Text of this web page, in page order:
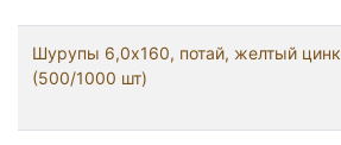
Шурупы 6,0х160, потай, желтый цинк
(500/1000 шт)